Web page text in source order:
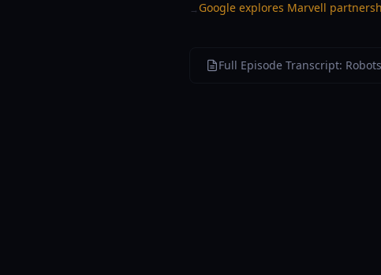
→ Google explores Marvell
Full Episode Transcript: